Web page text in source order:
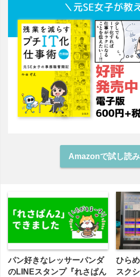
Amazonで試し読
パン好きなレッサーパンダ
のLINEスタンプ『れさぱん
ひら
スク